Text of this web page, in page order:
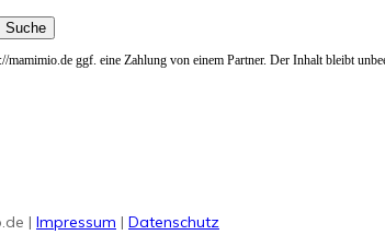
ggf. eine Zahlung von einem Partner. Der Inhalt bleibt
| Impressum | Datenschutz